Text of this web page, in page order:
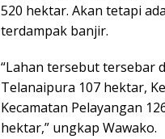
520 hektar. Akan tetapi
terdampak banjir.
“Lahan tersebut tersebar
Telanaipura 107 hektar,
Kecamatan Pelayangan
hektar,” ungkap Wawako.